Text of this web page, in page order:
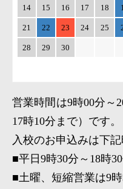
14 15 16 17 18
21 22 23 24 25
28 29 30
営業時間は9時00分～
17時10分まで）です。
入校のお申込みは下
■平日9時30分～18時
■土曜、短縮営業は9